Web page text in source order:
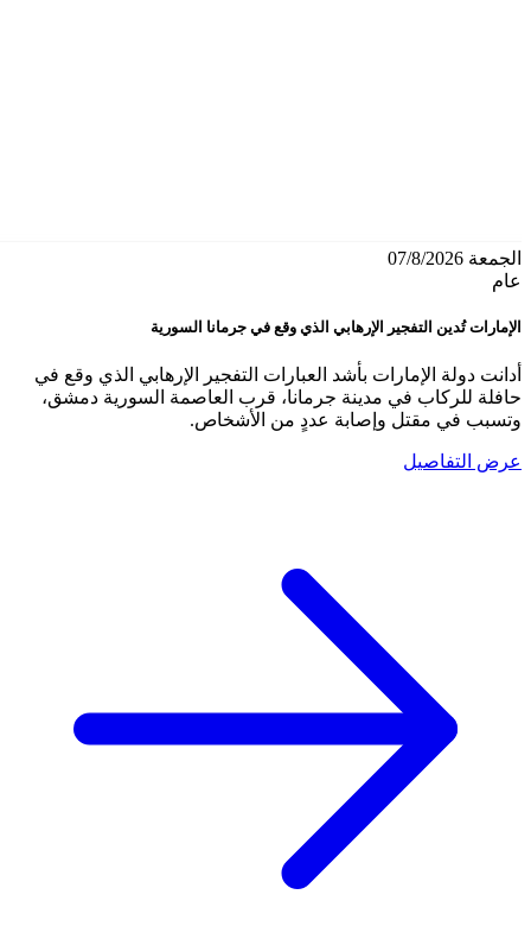
الجمعة 07/8/2026
عام
الإمارات تُدين التفجير الإرهابي الذي وقع في جرمانا السورية
أدانت دولة الإمارات بأشد العبارات التفجير الإرهابي الذي وقع في
حافلة للركاب في مدينة جرمانا، قرب العاصمة السورية دمشق،
وتسبب في مقتل وإصابة عددٍ من الأشخاص.
عرض التفاصيل